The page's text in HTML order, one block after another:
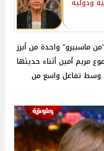
ودولية
ماسبيرو" واحدة من أبرز
مريم أمين أثناء حديثها
وسط تفاعل واسع من